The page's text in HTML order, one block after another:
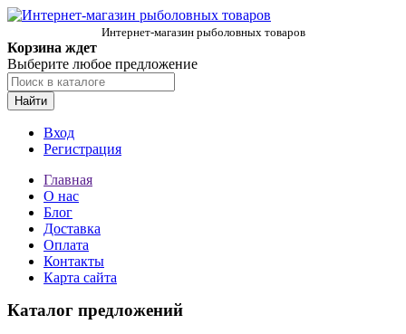
Интернет-магазин рыболовных товаров
Корзина ждет
Выберите любое предложение
Найти
Вход
Регистрация
Главная
О нас
Блог
Доставка
Оплата
Контакты
Карта сайта
Каталог предложений